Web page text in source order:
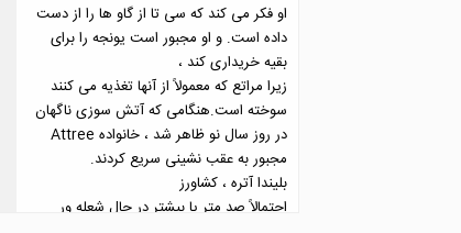
او فکر می کند که سی تا از گاو ها را از دست
داده است. و او مجبور است یونجه را برای
بقیه خریداری کند ،
زیرا مراتع که معمولاً از آنها تغذیه می کنند
سوخته است.هنگامی که آتش سوزی ناگهان
در روز سال نو ظاهر شد ، خانواده Attree
مجبور به عقب نشینی سریع کردند.
بلیندا آتره ، کشاورز
احتمالاً صد متر یا بیشتر در حال شعله ور